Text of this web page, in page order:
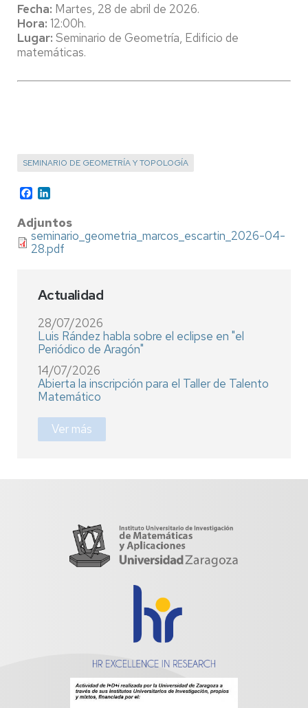
Fecha: Martes, 28 de abril de 2026.
Hora: 12:00h.
Lugar: Seminario de Geometría, Edificio de
matemáticas.
SEMINARIO DE GEOMETRÍA Y TOPOLOGÍA
Facebook
Adjuntos
seminario_geometria_marcos_escartin_2026-04-
28.pdf
Actualidad
28/07/2026
Luis Rández habla sobre el eclipse en "el
Periódico de Aragón"
14/07/2026
Abierta la inscripción para el Taller de Talento
Matemático
Ver más